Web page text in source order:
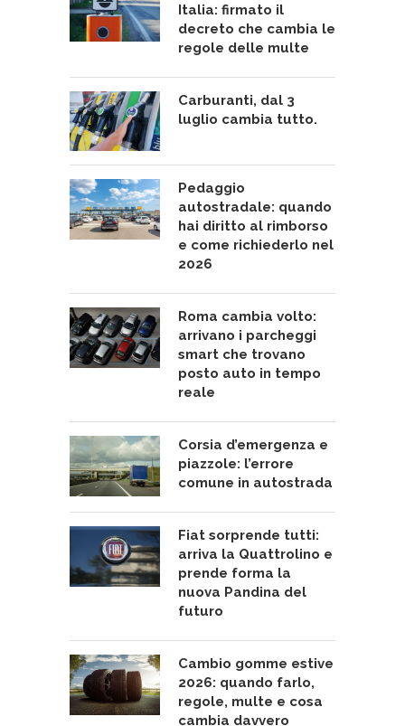
Italia: firmato il
decreto che cambia le
regole delle multe
Carburanti, dal 3
luglio cambia tutto.
Pedaggio
autostradale: quando
hai diritto al rimborso
e come richiederlo nel
2026
Roma cambia volto:
arrivano i parcheggi
smart che trovano
posto auto in tempo
reale
Corsia d’emergenza e
piazzole: l’errore
comune in autostrada
Fiat sorprende tutti:
arriva la Quattrolino e
prende forma la
nuova Pandina del
futuro
Cambio gomme estive
2026: quando farlo,
regole, multe e cosa
cambia davvero